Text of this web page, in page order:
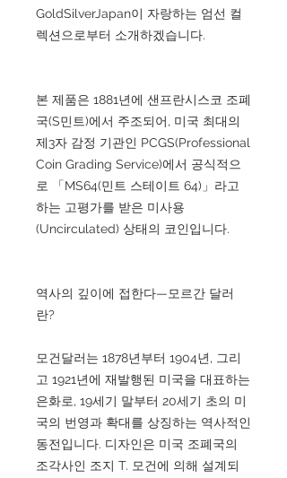
GoldSilverJapan이 자랑하는 엄선 컬
렉션으로부터 소개하겠습니다.
본 제품은 1881년에 샌프란시스코 조폐
국(S민트)에서 주조되어, 미국 최대의
제3자 감정 기관인 PCGS(Professional
Coin Grading Service)에서 공식적으
로 「MS64(민트 스테이트 64)」라고
하는 고평가를 받은 미사용
(Uncirculated) 상태의 코인입니다.
역사의 깊이에 접한다—모르간 달러
란?
모건달러는 1878년부터 1904년, 그리
고 1921년에 재발행된 미국을 대표하는
은화로, 19세기 말부터 20세기 초의 미
국의 번영과 확대를 상징하는 역사적인
동전입니다. 디자인은 미국 조폐국의
조각사인 조지 T. 모건에 의해 설계되